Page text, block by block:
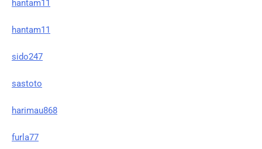
hantam11
hantam11
sido247
sastoto
harimau868
furla77